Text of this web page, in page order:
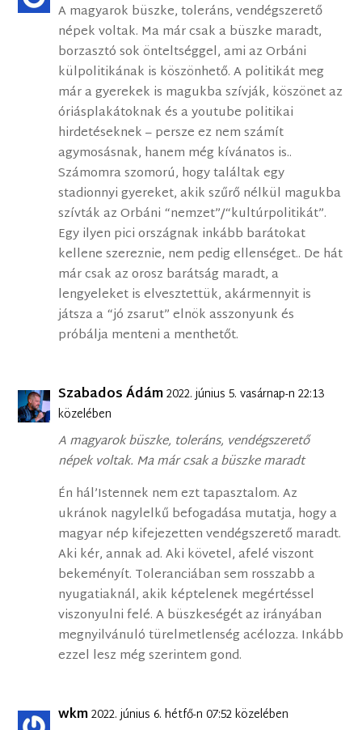
A magyarok büszke, toleráns, vendégszerető
népek voltak. Ma már csak a büszke maradt,
borzasztó sok önteltséggel, ami az Orbáni
külpolitikának is köszönhető. A politikát meg
már a gyerekek is magukba szívják, köszönet az
óriásplakátoknak és a youtube politikai
hirdetéseknek – persze ez nem számít
agymosásnak, hanem még kívánatos is..
Számomra szomorú, hogy találtak egy
stadionnyi gyereket, akik szűrő nélkül magukba
szívták az Orbáni “nemzet”/“kultúrpolitikát”.
Egy ilyen pici országnak inkább barátokat
kellene szereznie, nem pedig ellenséget.. De hát
már csak az orosz barátság maradt, a
lengyeleket is elvesztettük, akármennyit is
játsza a “jó zsarut” elnök asszonyunk és
próbálja menteni a menthetőt.
Szabados Ádám2022. június 5. vasárnap-n 22:13
közelében
A magyarok büszke, toleráns, vendégszerető
népek voltak. Ma már csak a büszke maradt
Én hál’Istennek nem ezt tapasztalom. Az
ukránok nagylelkű befogadása mutatja, hogy a
magyar nép kifejezetten vendégszerető maradt.
Aki kér, annak ad. Aki követel, afelé viszont
bekeményít. Toleranciában sem rosszabb a
nyugatiaknál, akik képtelenek megértéssel
viszonyulni felé. A büszkeségét az irányában
megnyilvánuló türelmetlenség acélozza. Inkább
ezzel lesz még szerintem gond.
wkm2022. június 6. hétfő-n 07:52 közelében